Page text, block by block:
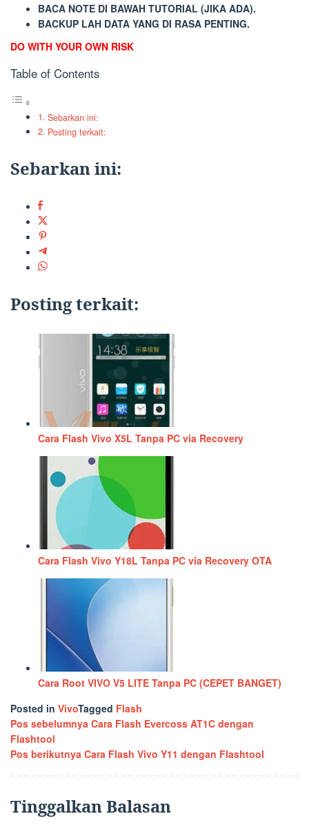
BACA NOTE DI BAWAH TUTORIAL (JIKA ADA).
BACKUP LAH DATA YANG DI RASA PENTING.
DO WITH YOUR OWN RISK
Table of Contents
Sebarkan ini:
Posting terkait:
Sebarkan ini:
Posting terkait:
Cara Flash Vivo X5L Tanpa PC via Recovery
Cara Flash Vivo Y18L Tanpa PC via Recovery OTA
Cara Root VIVO V5 LITE Tanpa PC (CEPET BANGET)
Posted in VivoTagged Flash
Navigasi
pos
Pos sebelumnya Cara Flash Evercoss AT1C dengan
Flashtool
Pos berikutnya Cara Flash Vivo Y11 dengan Flashtool
Tinggalkan Balasan